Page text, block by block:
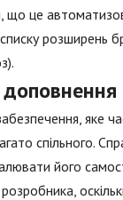
це
розширень
яке
спільного.
його